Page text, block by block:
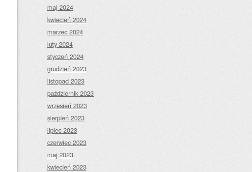
maj 2024
kwiecień 2024
marzec 2024
luty 2024
styczeń 2024
grudzień 2023
listopad 2023
październik 2023
wrzesień 2023
sierpień 2023
lipiec 2023
czerwiec 2023
maj 2023
kwiecień 2023